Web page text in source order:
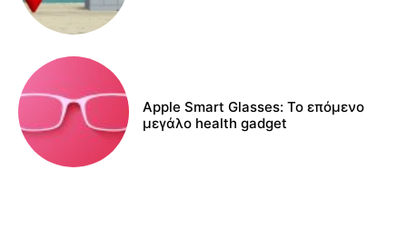
Apple Smart Glasses: Το επόμενο
μεγάλο health gadget